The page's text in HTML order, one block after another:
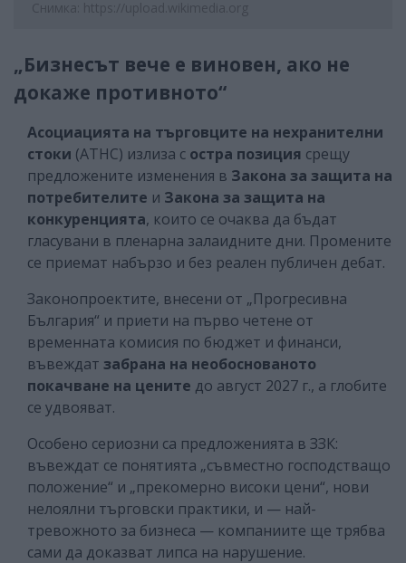
Снимка: https://upload.wikimedia.org
„Бизнесът вече е виновен, ако не
докаже противното“
Асоциацията на търговците на нехранителни
стоки (АТНС) излиза с остра позиция срещу
предложените изменения в Закона за защита на
потребителите и Закона за защита на
конкуренцията, които се очаква да бъдат
гласувани в пленарна залаидните дни. Промените
се приемат набързо и без реален публичен дебат.
Законопроектите, внесени от „Прогресивна
България“ и приети на първо четене от
временната комисия по бюджет и финанси,
въвеждат забрана на необоснованото
покачване на цените до август 2027 г., а глобите
се удвояват.
Особено сериозни са предложенията в ЗЗК:
въвеждат се понятията „съвместно господстващо
положение“ и „прекомерно високи цени“, нови
нелоялни търговски практики, и — най-
тревожното за бизнеса — компаниите ще трябва
сами да доказват липса на нарушение.